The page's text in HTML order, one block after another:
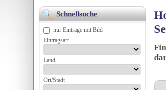
Schnellsuche
nur Einträge mit Bild
Eintragsart
Land
Ort/Stadt